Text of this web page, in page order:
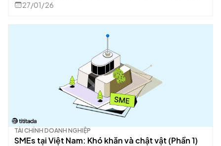
27/01/26
TÀI CHÍNH DOANH NGHIỆP
SMEs tại Việt Nam: Khó khăn và chật vật (Phần 1)